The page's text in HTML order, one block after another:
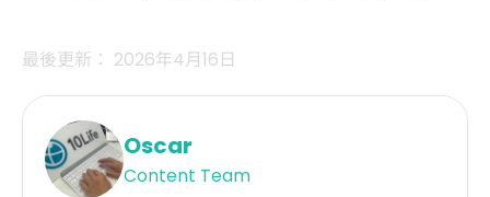
最後更新： 2026年4月16日
Oscar
Content Team